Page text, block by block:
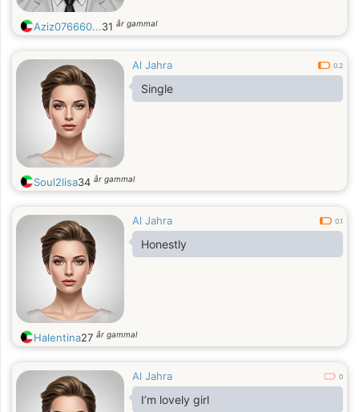
Aziz076660...31 år gammal
Al Jahra 0.2
Single
Soul2lisa34 år gammal
Al Jahra 0.1
Honestly
Halentina27 år gammal
Al Jahra 0
I’m lovely girl